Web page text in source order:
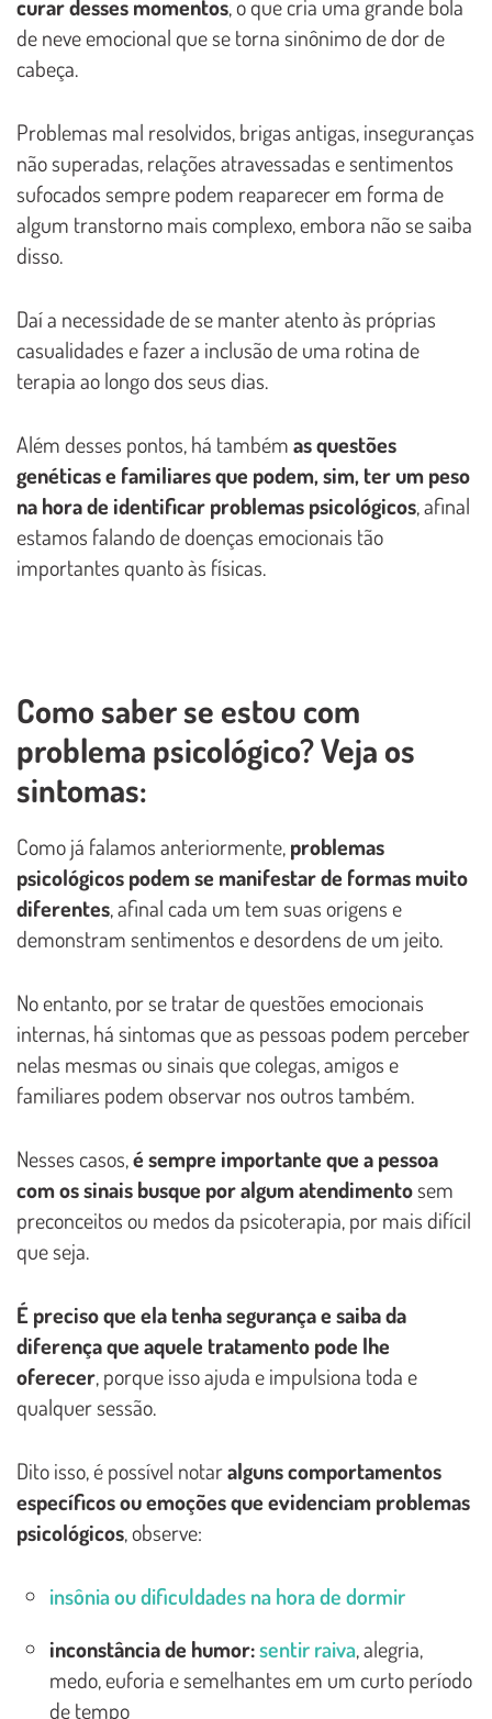
curar desses momentos, o que cria uma grande bola
de neve emocional que se torna sinônimo de dor de
cabeça.
Problemas mal resolvidos, brigas antigas, inseguranças
não superadas, relações atravessadas e sentimentos
sufocados sempre podem reaparecer em forma de
algum transtorno mais complexo, embora não se saiba
disso.
Daí a necessidade de se manter atento às próprias
casualidades e fazer a inclusão de uma rotina de
terapia ao longo dos seus dias.
Além desses pontos, há tambémas questões
genéticas e familiares que podem, sim, ter um peso
na hora de identificar problemas psicológicos, afinal
estamos falando de doenças emocionais tão
importantes quanto às físicas.
Como saber se estou com
problema psicológico? Veja os
sintomas:
Como já falamos anteriormente,problemas
psicológicos podem se manifestar de formas muito
diferentes, afinal cada um tem suas origens e
demonstram sentimentos e desordens de um jeito.
No entanto, por se tratar de questões emocionais
internas, há sintomas que as pessoas podem perceber
nelas mesmas ou sinais que colegas, amigos e
familiares podem observar nos outros também.
Nesses casos,é sempre importante que a pessoa
com os sinais busque por algum atendimentosem
preconceitos ou medos da psicoterapia, por mais difícil
que seja.
É preciso que ela tenha segurança e saiba da
diferença que aquele tratamento pode lhe
oferecer, porque isso ajuda e impulsiona toda e
qualquer sessão.
Dito isso, é possível notaralguns comportamentos
específicos ou emoções que evidenciam problemas
psicológicos, observe:
insônia ou dificuldades na hora de dormir
inconstância de humor:sentir raiva, alegria,
medo, euforia e semelhantes em um curto período
de tempo